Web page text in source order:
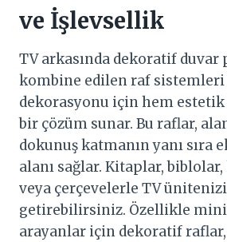
ve İşlevsellik
TV arkasında dekoratif duvar
kombine edilen raf sistemleri
dekorasyonu için hem
bir çözüm sunar. Bu raflar,
dokunuş katmanın yanı sıra
alanı sağlar. Kitaplar,
veya çerçevelerle TV
getirebilirsiniz. Özellikle
arayanlar için dekoratif raflar,